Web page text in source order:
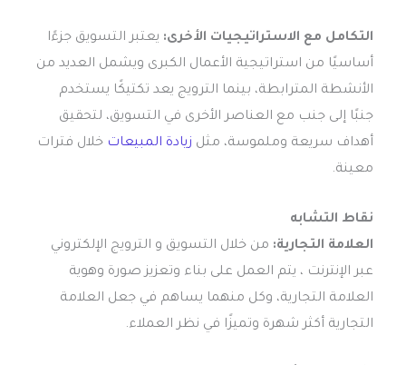
التكامل مع الاستراتيجيات الأخرى: يعتبر التسويق جزءًا
أساسيًا من استراتيجية الأعمال الكبرى ويشمل العديد من
الأنشطة المترابطة، بينما الترويج يعد تكتيكًا يستخدم
جنبًا إلى جنب مع العناصر الأخرى في التسويق، لتحقيق
أهداف سريعة وملموسة، مثل زيادة المبيعات خلال فترات
معينة.
نقاط التشابه
العلامة التجارية: من خلال التسويق و الترويج الإلكتروني
عبر الإنترنت ، يتم العمل على بناء وتعزيز صورة وهوية
العلامة التجارية، وكل منهما يساهم في جعل العلامة
التجارية أكثر شهرة وتميزًا في نظر العملاء.